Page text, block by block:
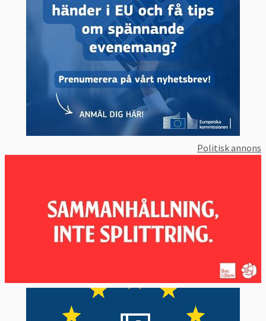
militära uppdrag och insatser inom EU:s
gemensamma säkerhets- och
försvarspolitik, GSFP. EUMC bidrar med
militär sakkunskap till Kommittén för
utrikes- och säkerhetspolitik (Kusp) som
samlar EU-ländernas speciella Kusp-
ambassadörer och EU:s utrikeschef.
ingår i EU:s utrikestjänst och bistår EU:s
utrikeschef med militär kompetens.
Här finns tre politiska nivåer och två
tjänstemannanivåer som möts i Bryssel.
Politisk annons